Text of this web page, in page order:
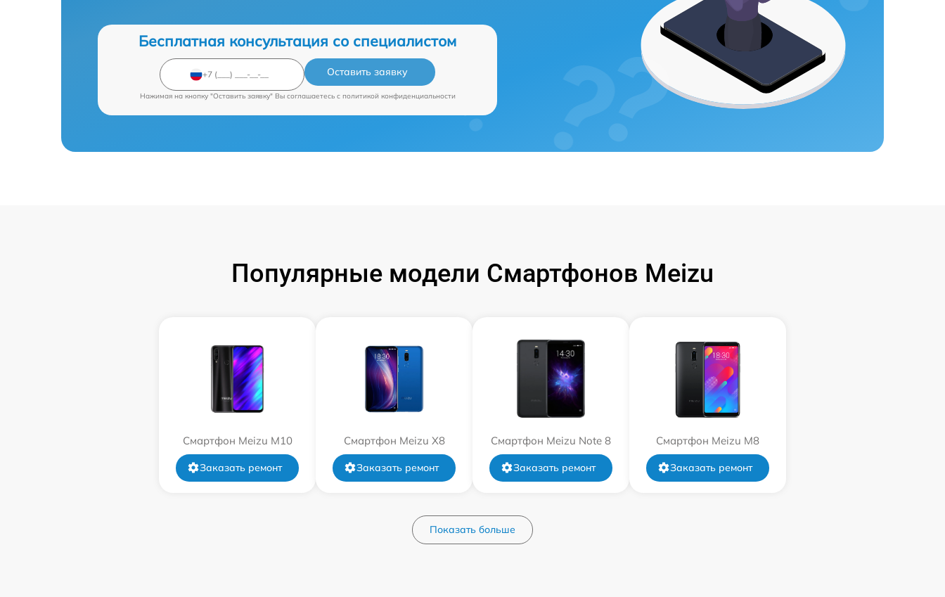
Бесплатная консультация со специалистом
Оставить заявку
Нажимая на кнопку "Оставить заявку" Вы соглашаетесь c политикой конфиденциальности
Популярные модели Смартфонов Meizu
Смартфон Meizu M10
Заказать ремонт
Смартфон Meizu X8
Заказать ремонт
Смартфон Meizu Note 8
Заказать ремонт
Смартфон Meizu M8
Заказать ремонт
Показать больше